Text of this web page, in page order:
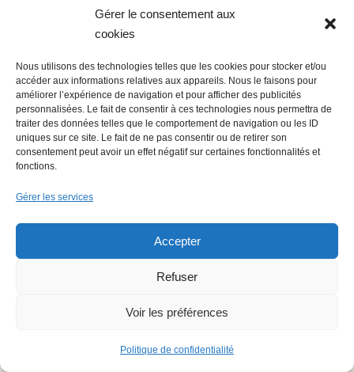
Gérer le consentement aux
cookies
Nous utilisons des technologies telles que les cookies pour stocker et/ou
accéder aux informations relatives aux appareils. Nous le faisons pour
améliorer l’expérience de navigation et pour afficher des publicités
personnalisées. Le fait de consentir à ces technologies nous permettra de
traiter des données telles que le comportement de navigation ou les ID
uniques sur ce site. Le fait de ne pas consentir ou de retirer son
consentement peut avoir un effet négatif sur certaines fonctionnalités et
fonctions.
Gérer les services
Accepter
Refuser
Voir les préférences
Politique de confidentialité
La Mer Salée, maison d’édition,
soutenue par 300 citoyens
Flowrette rachetée, relocalise sa
production en France à Blain